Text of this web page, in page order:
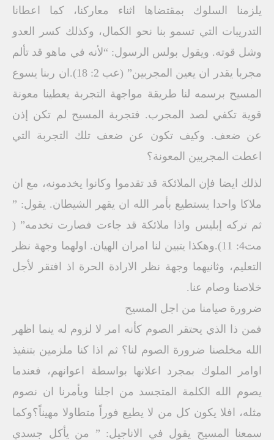
يلزمنا السلوك بمقتضاها اثناء معاركنا، كما اعطانا
التدريبات التي تسمو بنا نحو الكمال، وكذلك كسر العدو
وشل قوته. ويقول بولس الرسول: “لأنه في ماهو قد تألم
مجربا يقدر ان يعين المجربين” (عب 2: 18).ان ربنا يسوع
المسيح برسمه لنا طريقة مواجهة التجربة يعطينا معونة
قوية تكفي لصد المجرب. فتجربة المسيح لم تكن إذن
عن ضعف. وكيف تكون عن ضعف تلك التجربة التي
اعطت المجربين المعونة؟
لذلك ايضا فإن الملائكة قد تقدموا وكانوا يخدمونه، مع ان
ملاكا واحدا يستطيع بأمر الله ان يقهر الشيطان. يقول: ”
ثم تركه إبليس واذا ملائكة قد جاءت فصارت تخدمه” (
مت4: 11).وهكذا يتبين لنا امران الهيان. اولهما وجهة نظر
التعليم، وثانيهما وجهة نظر الارادة الحرة اذ افتقر لأجل
خلاصنا وصام عنا.
ضرورة صيامنا من اجل المسيح
فمن ذا الذي يحتقر الصوم كأنه امر لا لزوم له ينما اظهر
الله مخلصنا ضرورة الصوم لنا؟ ثم اذا كنا ملزمين بتنفيذ
اوامر الملوك بمجرد اعلانها بواسطة اعوانهم، فعندما
يصوم الله الكلمة المتجسد من اجلنا ويأمرنا ان نصوم
مثله، افلا يكون كل من لا يطيع فوراً متطاولا مهيناً؟وكما
سمعنا المسيح يقول في الاناجيل: ” من يأكل جسدي